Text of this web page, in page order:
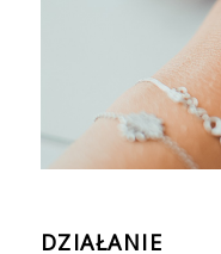
DZIAŁANIE